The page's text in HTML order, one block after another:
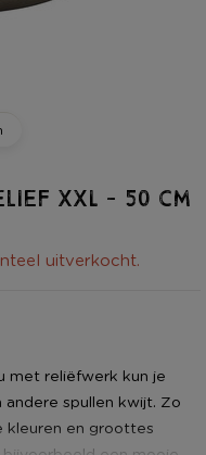
XXL - 50 cm
uitverkocht.
met reliëfwerk kun je
spullen kwijt. Zo
kleuren en groottes